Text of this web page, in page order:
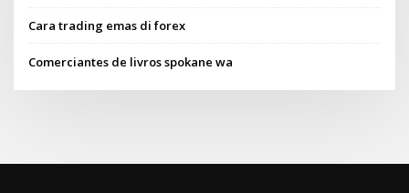
Cara trading emas di forex
Comerciantes de livros spokane wa